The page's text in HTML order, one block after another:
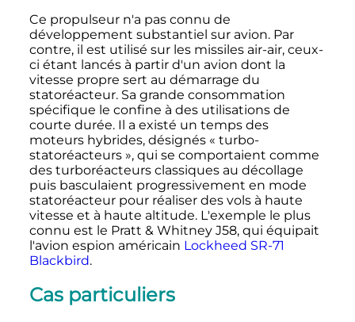
Ce propulseur n'a pas connu de
développement substantiel sur avion. Par
contre, il est utilisé sur les missiles air-air, ceux-
ci étant lancés à partir d'un avion dont la
vitesse propre sert au démarrage du
statoréacteur. Sa grande consommation
spécifique le confine à des utilisations de
courte durée. Il a existé un temps des
moteurs hybrides, désignés « turbo-
statoréacteurs », qui se comportaient comme
des turboréacteurs classiques au décollage
puis basculaient progressivement en mode
statoréacteur pour réaliser des vols à haute
vitesse et à haute altitude. L'exemple le plus
connu est le Pratt & Whitney J58, qui équipait
l'avion espion américain Lockheed SR-71
Blackbird.
Cas particuliers